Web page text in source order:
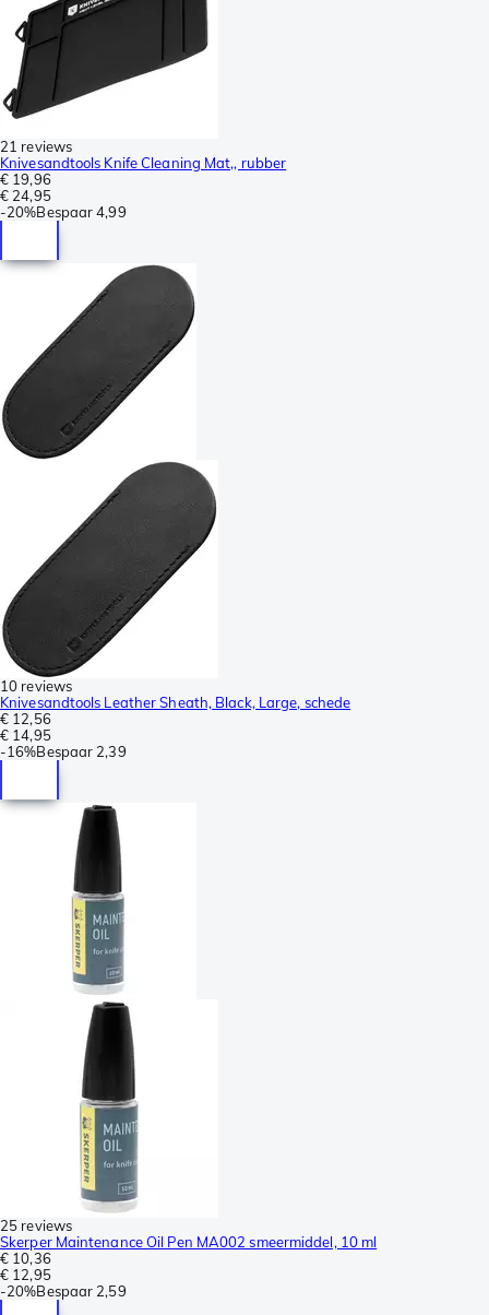
21 reviews
Knivesandtools Knife Cleaning Mat,, rubber
€ 19,96
€ 24,95
-20%Bespaar 4,99
10 reviews
Knivesandtools Leather Sheath, Black, Large, schede
€ 12,56
€ 14,95
-16%Bespaar 2,39
25 reviews
Skerper Maintenance Oil Pen MA002 smeermiddel, 10 ml
€ 10,36
€ 12,95
-20%Bespaar 2,59